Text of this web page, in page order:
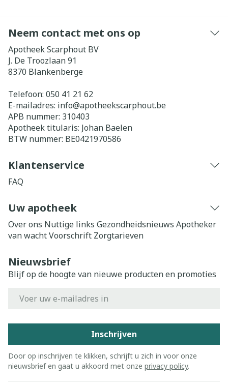
Neem contact met ons op
Apotheek Scarphout BV
J. De Troozlaan 91
8370 Blankenberge
Telefoon: 050 41 21 62
E-mailadres: info@apotheekscarphout.be
APB nummer: 310403
Apotheek titularis: Johan Baelen
BTW nummer: BE0421970586
Klantenservice
FAQ
Uw apotheek
Over ons Nuttige links Gezondheidsnieuws Apotheker
van wachtVoorschrift Zorgtarieven
Nieuwsbrief
Blijf op de hoogte van nieuwe producten en promoties
Inschrijven
Door op inschrijven te klikken, schrijft u zich in voor onze
nieuwsbrief en gaat u akkoord met onze privacy policy.